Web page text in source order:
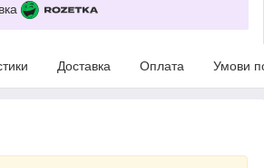
Доставка Оплата Умови